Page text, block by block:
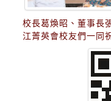
校長葛煥昭、董事長
江菁英會校友們一同